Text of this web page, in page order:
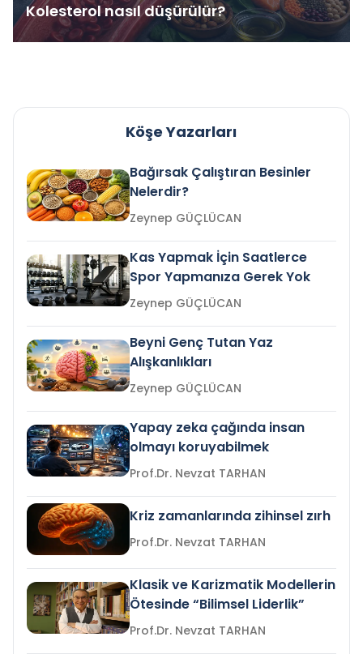
Kolesterol nasıl düşürülür?
Köşe Yazarları
Bağırsak Çalıştıran Besinler
Nelerdir?
Zeynep GÜÇLÜCAN
Kas Yapmak İçin Saatlerce
Spor Yapmanıza Gerek Yok
Zeynep GÜÇLÜCAN
Beyni Genç Tutan Yaz
Alışkanlıkları
Zeynep GÜÇLÜCAN
Yapay zeka çağında insan
olmayı koruyabilmek
Prof.Dr. Nevzat TARHAN
Kriz zamanlarında zihinsel zırh
Prof.Dr. Nevzat TARHAN
Klasik ve Karizmatik Modellerin
Ötesinde “Bilimsel Liderlik”
Prof.Dr. Nevzat TARHAN